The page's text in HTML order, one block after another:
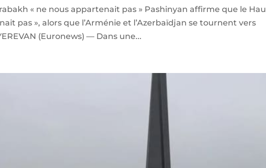
« ne nous appartenait pas » Pashinyan affirme que le
pas », alors que l’Arménie et l’Azerbaïdjan se tournent vers
(Euronews) — Dans une...